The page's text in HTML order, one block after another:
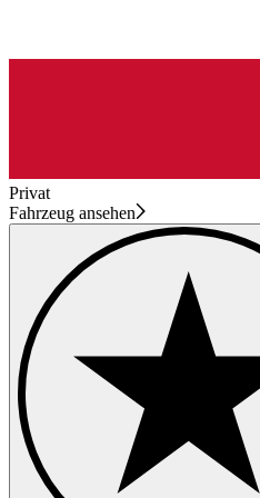
Privat
Fahrzeug ansehen